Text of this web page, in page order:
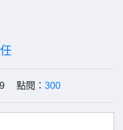
點閱： 300